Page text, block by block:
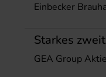
Einbecker
Starkes
GEA Group